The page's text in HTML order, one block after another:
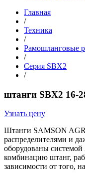
Главная
/
Техника
/
Рамошланговые
/
Серия SBX2
/
штанги SBX2
Узнать цену
Штанги SAMSON
распределителями и
оборудованы
комбинацию штанг,
зависимости от того,